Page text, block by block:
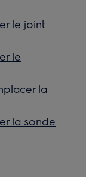
le joint
le
la
la sonde